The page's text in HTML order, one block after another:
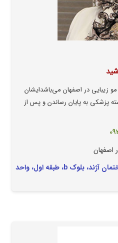
در اصفهان می‌باشد‌ایشان
در رشته پزشکی به پایان رساندن و پس از
اصفهان، خیابان آمادگاه، ساختمان آژند، بلوک b، طبقه اول، واحد